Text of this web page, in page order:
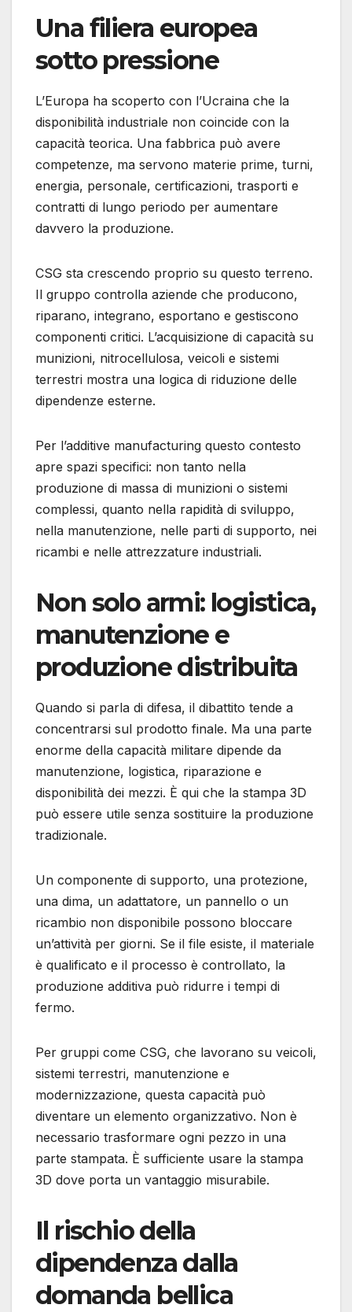
Una filiera europea
sotto pressione
L’Europa ha scoperto con l’Ucraina che la
disponibilità industriale non coincide con la
capacità teorica. Una fabbrica può avere
competenze, ma servono materie prime, turni,
energia, personale, certificazioni, trasporti e
contratti di lungo periodo per aumentare
davvero la produzione.
CSG sta crescendo proprio su questo terreno.
Il gruppo controlla aziende che producono,
riparano, integrano, esportano e gestiscono
componenti critici. L’acquisizione di capacità su
munizioni, nitrocellulosa, veicoli e sistemi
terrestri mostra una logica di riduzione delle
dipendenze esterne.
Per l’additive manufacturing questo contesto
apre spazi specifici: non tanto nella
produzione di massa di munizioni o sistemi
complessi, quanto nella rapidità di sviluppo,
nella manutenzione, nelle parti di supporto, nei
ricambi e nelle attrezzature industriali.
Non solo armi: logistica,
manutenzione e
produzione distribuita
Quando si parla di difesa, il dibattito tende a
concentrarsi sul prodotto finale. Ma una parte
enorme della capacità militare dipende da
manutenzione, logistica, riparazione e
disponibilità dei mezzi. È qui che la stampa 3D
può essere utile senza sostituire la produzione
tradizionale.
Un componente di supporto, una protezione,
una dima, un adattatore, un pannello o un
ricambio non disponibile possono bloccare
un’attività per giorni. Se il file esiste, il materiale
è qualificato e il processo è controllato, la
produzione additiva può ridurre i tempi di
fermo.
Per gruppi come CSG, che lavorano su veicoli,
sistemi terrestri, manutenzione e
modernizzazione, questa capacità può
diventare un elemento organizzativo. Non è
necessario trasformare ogni pezzo in una
parte stampata. È sufficiente usare la stampa
3D dove porta un vantaggio misurabile.
Il rischio della
dipendenza dalla
domanda bellica